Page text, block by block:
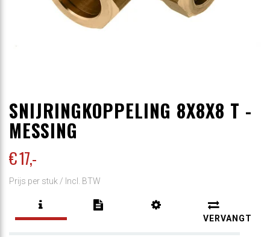
SNIJRINGKOPPELING 8X8X8 T -
MESSING
€ 17,-
Prijs per stuk / Incl. BTW
VERVANGT